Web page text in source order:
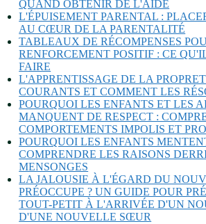
QUAND OBTENIR DE L'AIDE
L'ÉPUISEMENT PARENTAL :
AU CŒUR DE LA PARENTALITÉ
TABLEAUX DE RÉCOMPENSES
RENFORCEMENT POSITIF : CE
FAIRE
L'APPRENTISSAGE DE LA
COURANTS ET COMMENT LES
POURQUOI LES ENFANTS ET LES
MANQUENT DE RESPECT :
COMPORTEMENTS IMPOLIS ET
POURQUOI LES ENFANTS
COMPRENDRE LES RAISONS
MENSONGES
LA JALOUSIE À L'ÉGARD DU
PRÉOCCUPE ? UN GUIDE POUR
TOUT-PETIT À L'ARRIVÉE D'UN
D'UNE NOUVELLE SŒUR